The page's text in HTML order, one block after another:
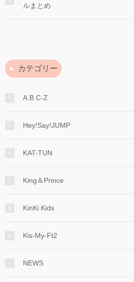
ルまとめ
カテゴリー
A.B.C-Z
Hey!Say!JUMP
KAT-TUN
King＆Prince
KinKi Kids
Kis-My-Ft2
NEWS